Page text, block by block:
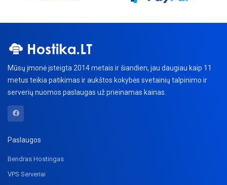
Mūsų įmonė įsteigta 2014 metais ir šiandien, jau daugiau kaip 11
metus teikia patikimas ir aukštos kokybės svetainių talpinimo ir
serverių nuomos paslaugas už prieinamas kainas.
Paslaugos
Bendras Hostingas
VPS Serveriai